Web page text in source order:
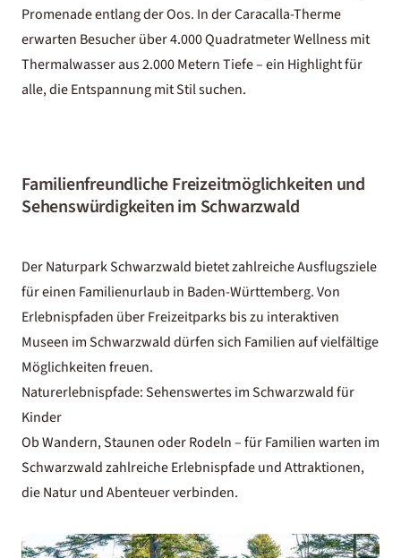
Promenade entlang der Oos. In der Caracalla-Therme
erwarten Besucher über 4.000 Quadratmeter Wellness mit
Thermalwasser aus 2.000 Metern Tiefe – ein Highlight für
alle, die Entspannung mit Stil suchen.
Familienfreundliche Freizeitmöglichkeiten und
Sehenswürdigkeiten im Schwarzwald
Der Naturpark Schwarzwald bietet zahlreiche Ausflugsziele
für einen Familienurlaub in Baden-Württemberg. Von
Erlebnispfaden über Freizeitparks bis zu interaktiven
Museen im Schwarzwald dürfen sich Familien auf vielfältige
Möglichkeiten freuen.
Naturerlebnispfade: Sehenswertes im Schwarzwald für
Kinder
Ob Wandern, Staunen oder Rodeln – für Familien warten im
Schwarzwald zahlreiche Erlebnispfade und Attraktionen,
die Natur und Abenteuer verbinden.